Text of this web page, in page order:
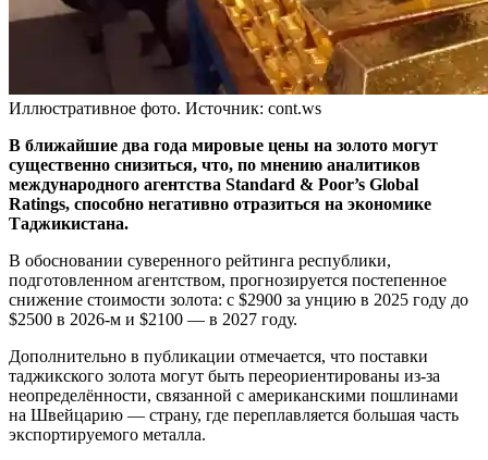
Иллюстративное фото. Источник: cont.ws
В ближайшие два года мировые цены на золото могут
существенно снизиться, что, по мнению аналитиков
международного агентства Standard & Poor’s Global
Ratings, способно негативно отразиться на экономике
Таджикистана.
В обосновании суверенного рейтинга республики,
подготовленном агентством, прогнозируется постепенное
снижение стоимости золота: с $2900 за унцию в 2025 году до
$2500 в 2026-м и $2100 — в 2027 году.
Дополнительно в публикации отмечается, что поставки
таджикского золота могут быть переориентированы из-за
неопределённости, связанной с американскими пошлинами
на Швейцарию — страну, где переплавляется большая часть
экспортируемого металла.